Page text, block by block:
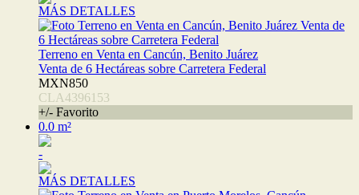
MÁS DETALLES
Terreno en Venta en Cancún, Benito Juárez
Venta de 6 Hectáreas sobre Carretera Federal
MXN850
CLA4396153
+/- Favorito
0.0 m²
-
MÁS DETALLES